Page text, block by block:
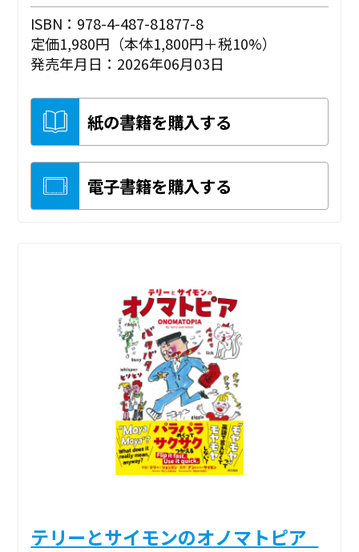
ISBN：978-4-487-81877-8
定価1,980円（本体1,800円＋税10%）
発売年月日：2026年06月03日
紙の書籍を購入する
電子書籍を購入する
テリーとサイモンのオノマトピア_